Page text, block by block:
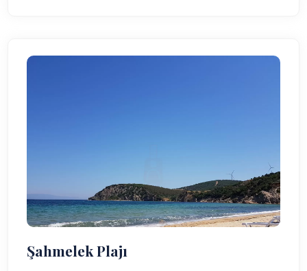
Şahmelek Plajı